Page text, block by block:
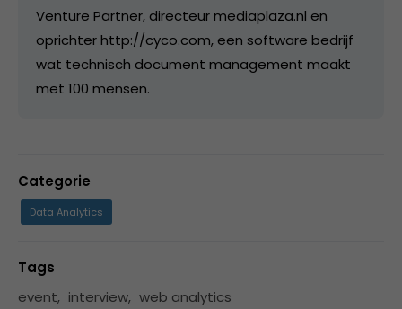
Venture Partner, directeur mediaplaza.nl en
oprichter http://cyco.com, een software bedrijf
wat technisch document management maakt
met 100 mensen.
Categorie
Data Analytics
Tags
event, interview, web analytics